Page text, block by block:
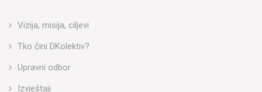
Vizija, misija, ciljevi
Tko čini DKolektiv?
Upravni odbor
Izvještaji